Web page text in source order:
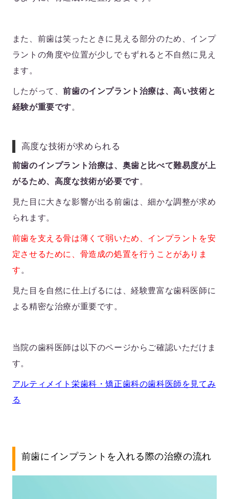
また、前歯は笑ったときに見える部分のため、インプ
ラントの角度や位置が少しでもずれると不自然に見え
ます。
したがって、前歯のインプラント治療は、高い技術と
経験が重要です。
高度な技術が求められる
前歯のインプラント治療は、奥歯と比べて難易度が上
がるため、高度な技術が必要です。
見た目に大きな影響が出る前歯は、細かな調整が求め
られます。
前歯を支える骨は薄くて弱いため、インプラントを安
定させるために、骨造成の処置を行うことがありま
す 。
見た目を自然に仕上げるには、経験豊富な歯科医師に
よる精密な治療が重要です。
当院の歯科医師は以下のページからご確認いただけま
す。
アルティメイト栄歯科・矯正歯科の歯科医師を見てみ
る
前歯にインプラントを入れる際の治療の流れ